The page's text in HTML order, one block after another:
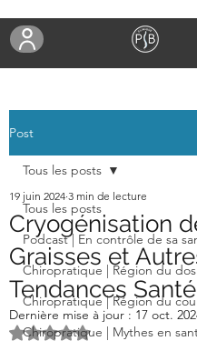
Post
Tous les posts
Podcast | En contrôle de sa
Chiropratique | Région du dos
Chiropratique | Région du cou
Chiropratique | Mythes en
Tous les posts
Cryogénisation
Graisses et
Tendances
19 juin 2024 3 min de lecture
Dernière mise à jour : 17 oct.
Noté NaN étoiles sur 5.